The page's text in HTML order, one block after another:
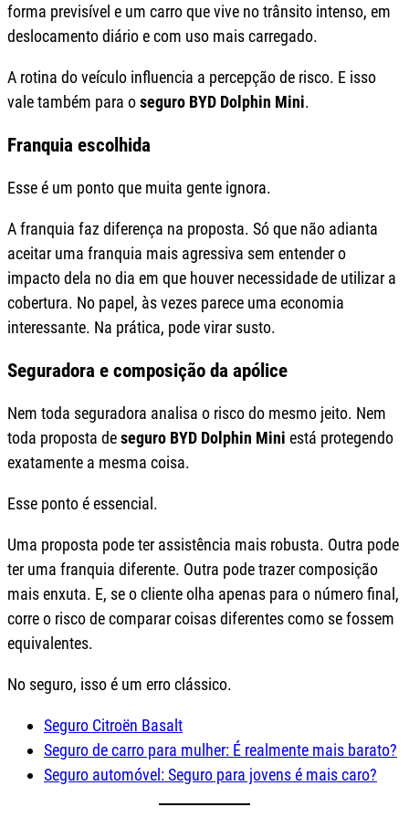
forma previsível e um carro que vive no trânsito intenso, em
deslocamento diário e com uso mais carregado.
A rotina do veículo influencia a percepção de risco. E isso
vale também para oseguro BYD Dolphin Mini.
Franquia escolhida
Esse é um ponto que muita gente ignora.
A franquia faz diferença na proposta. Só que não adianta
aceitar uma franquia mais agressiva sem entender o
impacto dela no dia em que houver necessidade de utilizar a
cobertura. No papel, às vezes parece uma economia
interessante. Na prática, pode virar susto.
Seguradora e composição da apólice
Nem toda seguradora analisa o risco do mesmo jeito. Nem
toda proposta deseguro BYD Dolphin Mini está protegendo
exatamente a mesma coisa.
Esse ponto é essencial.
Uma proposta pode ter assistência mais robusta. Outra pode
ter uma franquia diferente. Outra pode trazer composição
mais enxuta. E, se o cliente olha apenas para o número final,
corre o risco de comparar coisas diferentes como se fossem
equivalentes.
No seguro, isso é um erro clássico.
Seguro Citroën Basalt
Seguro de carro para mulher: É realmente mais barato?
Seguro automóvel: Seguro para jovens é mais caro?